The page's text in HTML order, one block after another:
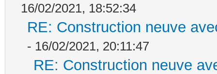
16/02/2021, 18:52:34
RE: Construction neuve
- 16/02/2021, 20:11:47
RE: Construction neuve